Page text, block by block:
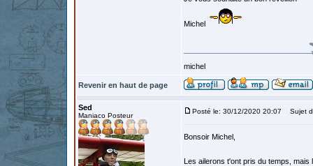
Michel
michel
Revenir en haut de page
Sed
Maniaco Posteur
Posté le: 30/12/2020 20:07 Sujet
Bonsoir Michel,
Les ailerons t'ont pris du temps,